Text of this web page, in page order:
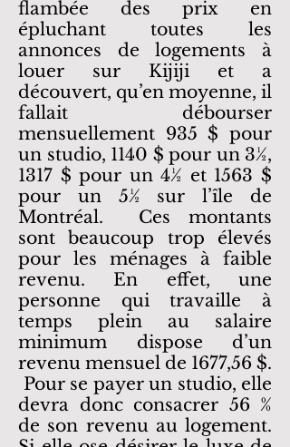
flambée des prix en
épluchant toutes les
annonces de logements à
louer sur Kijiji et a
découvert, qu’en moyenne, il
fallait débourser
mensuellement 935 $ pour
un studio, 1140 $ pour un 3½,
1317 $ pour un 4½ et 1563 $
pour un 5½ sur l’île de
Montréal. Ces montants
sont beaucoup trop élevés
pour les ménages à faible
revenu. En effet, une
personne qui travaille à
temps plein au salaire
minimum dispose d’un
revenu mensuel de 1677,56 $.
Pour se payer un studio, elle
devra donc consacrer 56 %
de son revenu au logement.